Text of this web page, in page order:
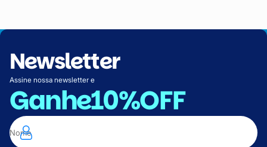
Newsletter
Assine nossa newsletter e
Ganhe10%OFF